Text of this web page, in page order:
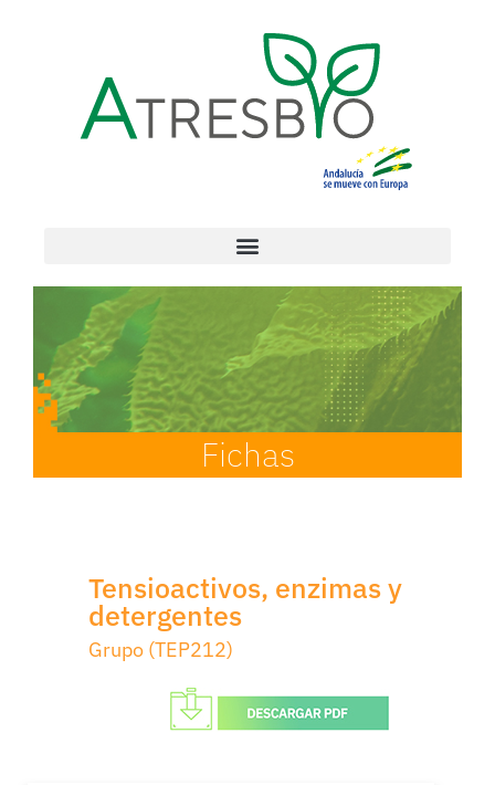
Fichas
Tensioactivos, enzimas y
detergentes
Grupo (TEP212)